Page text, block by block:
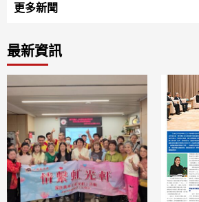
更多新聞
最新資訊